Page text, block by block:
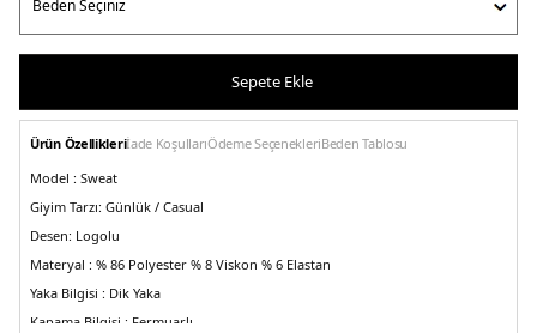
Sepete Ekle
Ürün Özellikleriİade KoşullarıÖdeme SeçenekleriBeden Tablosu
Model : Sweat
Giyim Tarzı: Günlük / Casual
Desen: Logolu
Materyal : % 86 Polyester % 8 Viskon % 6 Elastan
Yaka Bilgisi : Dik Yaka
Kapama Bilgisi : Fermuarlı